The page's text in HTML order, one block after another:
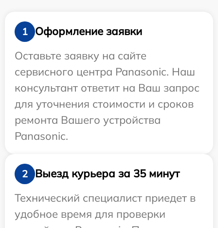
1
Оформление заявки
Оставьте заявку на сайте
сервисного центра Panasonic. Наш
консультант ответит на Ваш запрос
для уточнения стоимости и сроков
ремонта Вашего устройства
Panasonic.
2
Выезд курьера за 35 минут
Технический специалист приедет в
удобное время для проверки